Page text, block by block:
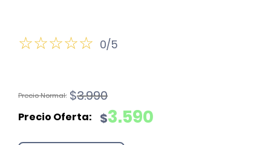
0/5
$3.990
El
original
$3.590
El
actual